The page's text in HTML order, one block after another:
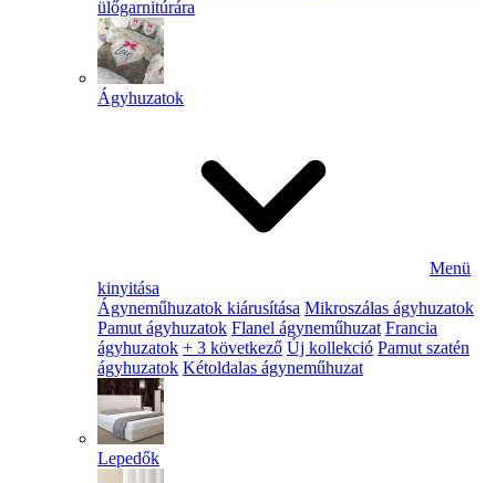
ülőgarnitúrára
Ágyhuzatok
Menü
kinyitása
Ágyneműhuzatok kiárusítása Mikroszálas ágyhuzatok
Pamut ágyhuzatok Flanel ágyneműhuzat Francia
ágyhuzatok + 3 következő Új kollekció Pamut szatén
ágyhuzatok Kétoldalas ágyneműhuzat
Lepedők